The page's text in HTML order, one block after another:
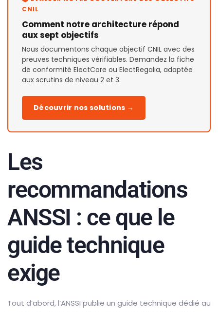
CNIL
Comment notre architecture répond
aux sept objectifs
Nous documentons chaque objectif CNIL avec des
preuves techniques vérifiables. Demandez la fiche
de conformité ElectCore ou ElectRegalia, adaptée
aux scrutins de niveau 2 et 3.
Découvrir nos solutions →
Les
recommandations
ANSSI : ce que le
guide technique
exige
Tout d’abord, l’ANSSI publie un guide technique dédié au